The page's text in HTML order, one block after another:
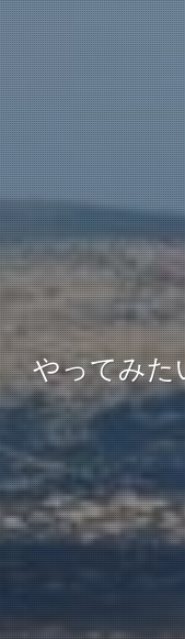
やってみた
やってみた